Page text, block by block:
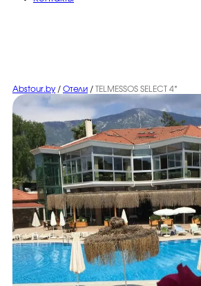
Abstour.by / Отели / TELMESSOS SELECT 4*